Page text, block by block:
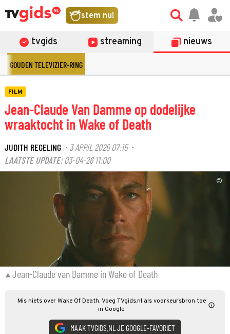
stem nu!
tvgids streaming nieuws
GOUDEN TELEVIZIER-RING
FILM
Jean-Claude Van Damme op dodelijke
wraaktocht in Wake of Death
JUDITH REGELING · 3 APRIL 2026 07:15·
LAATSTE UPDATE: 03-04-26 11:00
©
Jean-Claude van Damme in Wake of Death
Mis niets over Wake Of Death. Voeg TVgids.nl als voorkeursbron toe
in Google.
MAAK TVGIDS.NL JE GOOGLE-FAVORIET